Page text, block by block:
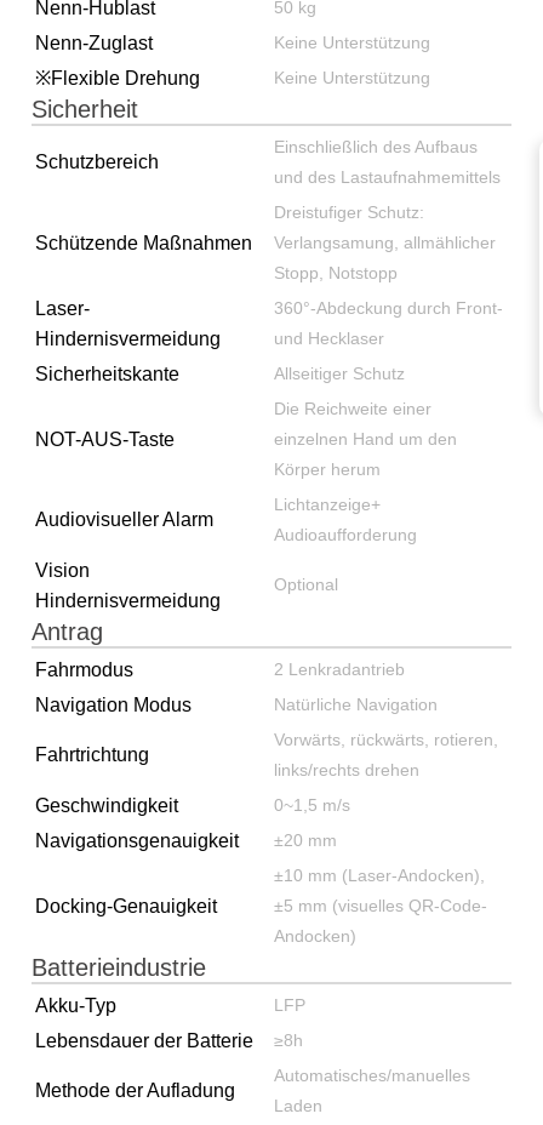
Nenn-Hublast 50 kg
Nenn-Zuglast Keine Unterstützung
※Flexible Drehung Keine Unterstützung
Sicherheit
Schutzbereich
Einschließlich des Aufbaus
und des Lastaufnahmemittels
Schützende Maßnahmen
Dreistufiger Schutz:
Verlangsamung, allmählicher
Stopp, Notstopp
Laser-
Hindernisvermeidung
360°-Abdeckung durch Front-
und Hecklaser
Sicherheitskante Allseitiger Schutz
NOT-AUS-Taste
Die Reichweite einer
einzelnen Hand um den
Körper herum
Audiovisueller Alarm
Lichtanzeige+
Audioaufforderung
Vision
Hindernisvermeidung
Optional
Antrag
Fahrmodus 2 Lenkradantrieb
Navigation Modus Natürliche Navigation
Fahrtrichtung
Vorwärts, rückwärts, rotieren,
links/rechts drehen
Geschwindigkeit 0~1,5 m/s
Navigationsgenauigkeit ±20 mm
Docking-Genauigkeit
±10 mm (Laser-Andocken),
±5 mm (visuelles QR-Code-
Andocken)
Batterieindustrie
Akku-Typ LFP
Lebensdauer der Batterie ≥8h
Methode der Aufladung
Automatisches/manuelles
Laden